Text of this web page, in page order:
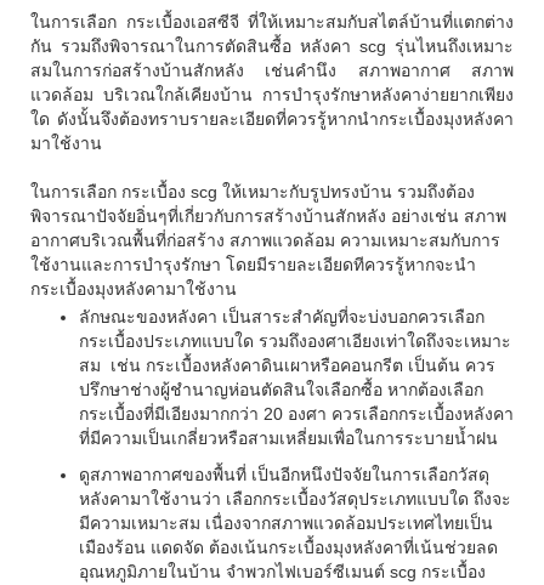
ในการเลือก กระเบื้องเอสซีจี ที่ให้เหมาะสมกับสไตล์บ้านที่แตกต่าง
กัน รวมถึงพิจารณาในการตัดสินซื้อ หลังคา scg รุ่นไหนถึงเหมาะ
สมในการก่อสร้างบ้านสักหลัง เช่นคำนึง สภาพอากาศ สภาพ
แวดล้อม บริเวณใกล้เคียงบ้าน การบำรุงรักษาหลังคาง่ายยากเพียง
ใด ดังนั้นจึงต้องทราบรายละเอียดที่ควรรู้หากนำกระเบื้องมุงหลังคา
มาใช้งาน
ในการเลือก กระเบื้อง scg ให้เหมาะกับรูปทรงบ้าน รวมถึงต้อง
พิจารณาปัจจัยอิ่นๆที่เกี่ยวกับการสร้างบ้านสักหลัง อย่างเช่น สภาพ
อากาศบริเวณพื้นที่ก่อสร้าง สภาพแวดล้อม ความเหมาะสมกับการ
ใช้งานและการบำรุงรักษา โดยมีรายละเอียดทีควรรู้หากจะนำ
กระเบื้องมุงหลังคามาใช้งาน
ลักษณะของหลังคา เป็นสาระสำคัญที่จะบ่งบอกควรเลือก
กระเบื้องประเภทแบบใด รวมถึงองศาเอียงเท่าใดถึงจะเหมาะ
สม เช่น กระเบื้องหลังคาดินเผาหรือคอนกรีต เป็นต้น ควร
ปรึกษาช่างผู้ชำนาญห่อนตัดสินใจเลือกซื้อ หากต้องเลือก
กระเบื้องที่มีเอียงมากกว่า 20 องศา ควรเลือกกระเบื้องหลังคา
ที่มีความเป็นเกลี่ยวหรือสามเหลี่ยมเพื่อในการระบายน้ำฝน
ดูสภาพอากาศของพื้นที่ เป็นอีกหนึงปัจจัยในการเลือกวัสดุ
หลังคามาใช้งานว่า เลือกกระเบื้องวัสดุประเภทแบบใด ถึงจะ
มีความเหมาะสม เนื่องจากสภาพแวดล้อมประเทศไทยเป็น
เมืองร้อน แดดจัด ต้องเน้นกระเบื้องมุงหลังคาที่เน้นช่วยลด
อุณหภูมิภายในบ้าน จำพวกไฟเบอร์ซีเมนต์ scg กระเบื้อง